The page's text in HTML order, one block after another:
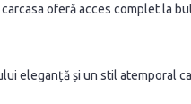
oferă acces complet la
eleganță și un stil atemporal